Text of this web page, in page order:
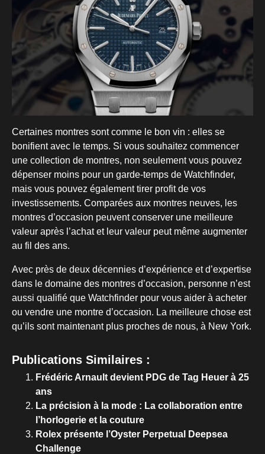
Certaines montres sont comme le bon vin : elles se
bonifient avec le temps. Si vous souhaitez commencer
une collection de montres, non seulement vous pouvez
dépenser moins pour un garde-temps de Watchfinder,
mais vous pouvez également tirer profit de vos
investissements. Comparées aux montres neuves, les
montres d’occasion peuvent conserver une meilleure
valeur après l’achat et leur valeur peut même augmenter
au fil des ans.
Avec près de deux décennies d’expérience et d’expertise
dans le domaine des montres d’occasion, personne n’est
aussi qualifié que Watchfinder pour vous aider à acheter
ou vendre une montre d’occasion. La meilleure chose est
qu’ils sont maintenant plus proches de nous, à New York.
Publications Similaires :
Frédéric Arnault devient PDG de Tag Heuer à 25
ans
La précision à la mode : La collaboration entre
l’horlogerie et la couture
Rolex présente l’Oyster Perpetual Deepsea
Challenge